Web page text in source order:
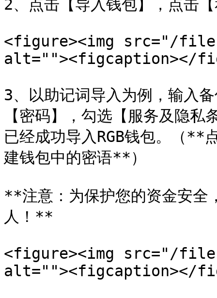
2、点击【导入钱包】，点击
<figure><img src="/files/
alt=""><figcaption></
3、以助记词导入为例，输入
【密码】，勾选【服务及隐
已经成功导入RGB钱包。（
建钱包中的密语**）
**注意：为保护您的资金安全
人！**
<figure><img src="/files/
alt=""><figcaption></